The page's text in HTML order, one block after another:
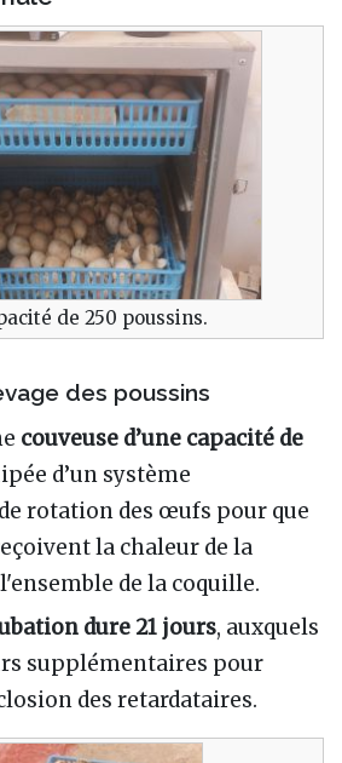
de 250 poussins.
des poussins
couveuse d’une capacité de
d’un système
rotation des œufs pour que
la chaleur de la
de la coquille.
dure 21 jours, auxquels
supplémentaires pour
des retardataires.